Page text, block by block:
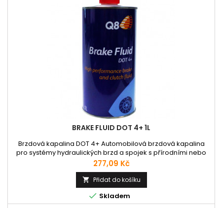
BRAKE FLUID DOT 4+ 1L
Brzdová kapalina DOT 4+ Automobilová brzdová kapalina
pro systémy hydraulických brzd a spojek s přírodními nebo
syntetickými těsněními. Určená pro osobní a užitkové
automobily, autobusy a užitková vozidla. Má vysoký suchý bod
varu +260 °C. Použití dle uvedených specifikací.
Specifikace: FMVSS 116 DOT 3, 116 DOT 4; SAE J 1703, J 1704; ISO
4925 Class 6
Cena
277,09 Kč
 Přidat do košíku
 Skladem